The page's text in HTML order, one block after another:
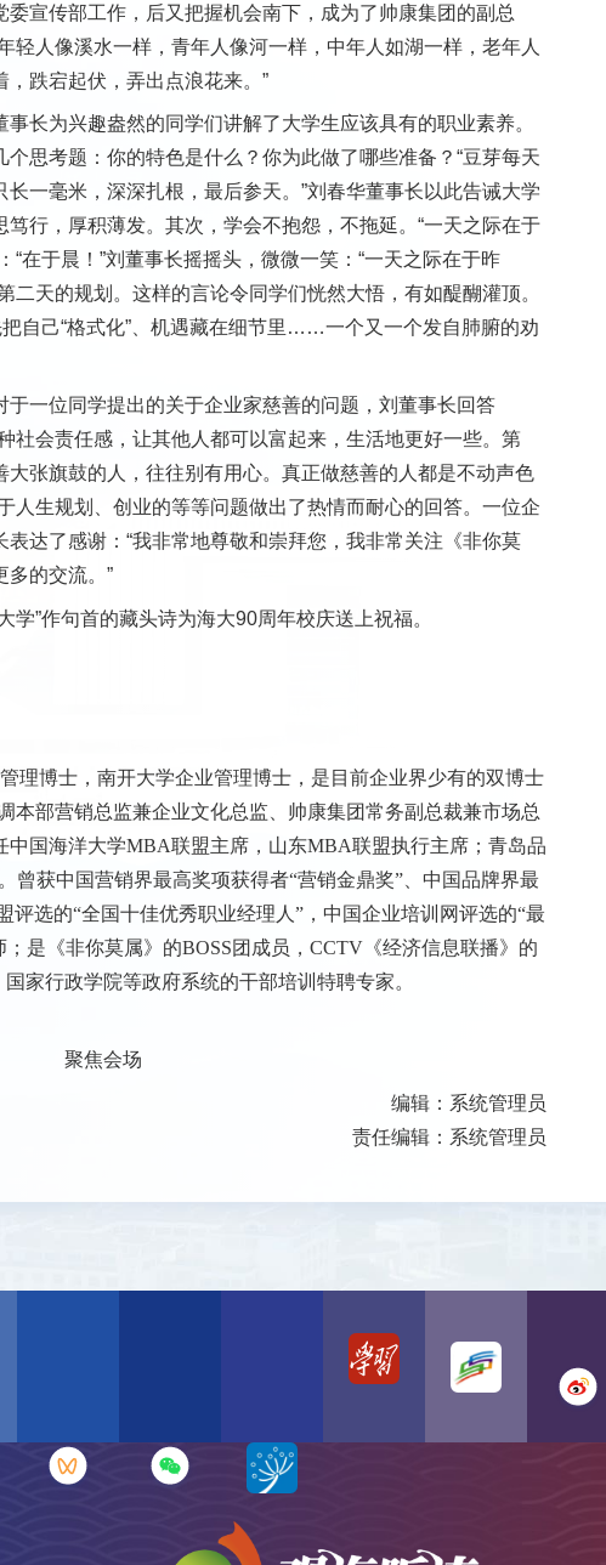
宣传部工作，后又把握机会南下，成为了帅康集团的副总
轻人像溪水一样，青年人像河一样，中年人如湖一样，老年人
跌宕起伏，弄出点浪花来。”
长为兴趣盎然的同学们讲解了大学生应该具有的职业素养。
思考题：你的特色是什么？你为此做了哪些准备？“豆芽每天
一毫米，深深扎根，最后参天。”刘春华董事长以此告诫大学
行，厚积薄发。其次，学会不抱怨，不拖延。“一天之际在于
“在于晨！”刘董事长摇摇头，微微一笑：“一天之际在于昨
二天的规划。这样的言论令同学们恍然大悟，有如醍醐灌顶。
自己“格式化”、机遇藏在细节里……一个又一个发自肺腑的劝
一位同学提出的关于企业家慈善的问题，刘董事长回答
社会责任感，让其他人都可以富起来，生活地更好一些。第
张旗鼓的人，往往别有用心。真正做慈善的人都是不动声色
人生规划、创业的等等问题做出了热情而耐心的回答。一位企
达了感谢：“我非常地尊敬和崇拜您，我非常关注《非你莫
多的交流。”
”作句首的藏头诗为海大90周年校庆送上祝福。
理博士，南开大学企业管理博士，是目前企业界少有的双博士
本部营销总监兼企业文化总监、帅康集团常务副总裁兼市场总
中国海洋大学MBA联盟主席，山东MBA联盟执行主席；青岛品
曾获中国营销界最高奖项获得者“营销金鼎奖”、中国品牌界最
评选的“全国十佳优秀职业经理人”，中国企业培训网评选的“最
是《非你莫属》的BOSS团成员，CCTV《经济信息联播》的
家行政学院等政府系统的干部培训特聘专家。
聚焦会场
编辑：系统管理员
责任编辑：系统管理员